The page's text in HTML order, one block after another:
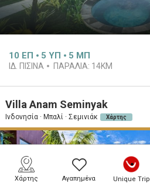
Χάρτης Αγαπημένα Unique Trip
10 ΕΠ 5 ΥΠ 5 ΜΠ
ΙΔ. ΠΙΣΊΝΑ ΠΑΡΑΛΊΑ: 14KM
Villa Anam Seminyak
Ινδονησία · Μπαλί · Σεμινιάκ Χάρτης